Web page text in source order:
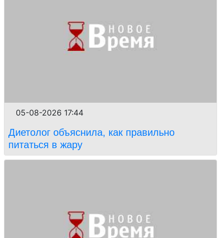
05-08-2026 17:44
Диетолог объяснила, как правильно
питаться в жару